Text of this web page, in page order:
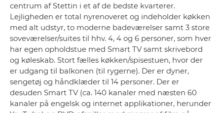
centrum af Stettin i et af de bedste kvarterer.
Lejligheden er total nyrenoveret og indeholder køkken
med alt udstyr, to moderne badeværelser samt 3 store
soveværelser/suites til hhv. 4, 4 og 6 personer, som hver
har egen opholdstue med Smart TV samt skrivebord
og køleskab. Stort fælles køkken/spisestuen, hvor der
er udgang til balkonen (til rygerne). Der er dyner,
sengetøj og håndklæder til 14 personer. Der er
desuden Smart TV (ca. 140 kanaler med næsten 60
kanaler på engelsk og internet applikationer, herunder